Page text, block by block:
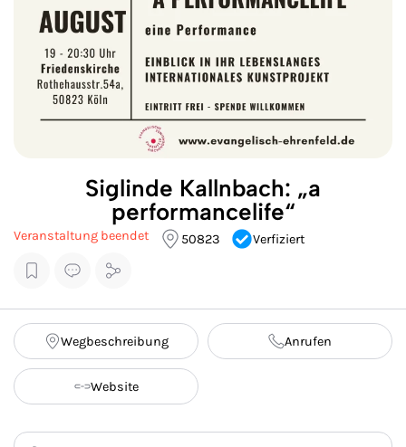
Siglinde Kallnbach: „a
performancelife“
Veranstaltung beendet 50823 Verfiziert
Wegbeschreibung Anrufen
Website